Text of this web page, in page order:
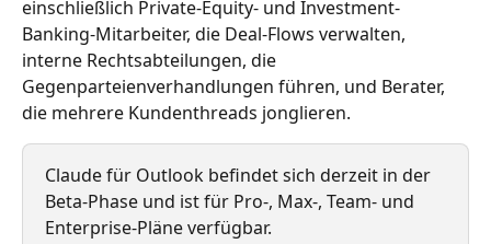
einschließlich Private-Equity- und Investment-
Banking-Mitarbeiter, die Deal-Flows verwalten,
interne Rechtsabteilungen, die
Gegenparteienverhandlungen führen, und Berater,
die mehrere Kundenthreads jonglieren.
Claude für Outlook befindet sich derzeit in der
Beta-Phase und ist für Pro-, Max-, Team- und
Enterprise-Pläne verfügbar.